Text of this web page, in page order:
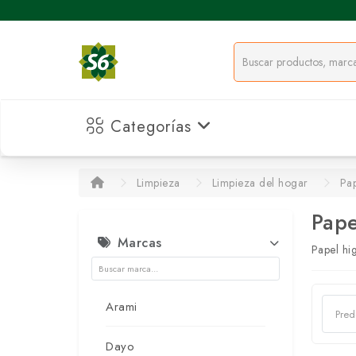
Categorías
Limpieza Limpieza del hogar
Marcas
Arami
Dayo
Papel